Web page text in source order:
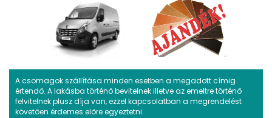
A csomagok szállítása minden esetben a megadott címig
értendő. A lakásba történő bevitelnek illetve az emeltre történő
felvitelnek plusz díja van, ezzel kapcsolatban a megrendelést
követően érdemes előre egyeztetni.